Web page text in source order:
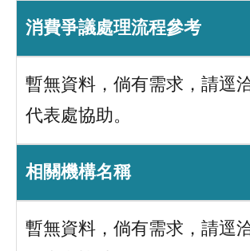
消費爭議處理流程參考
暫無資料，倘有需求，請逕
代表處協助。
相關機構名稱
暫無資料，倘有需求，請逕